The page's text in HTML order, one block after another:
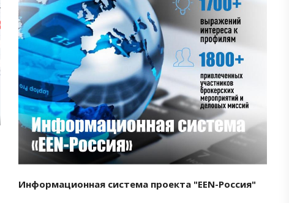
Смотреть проект
Информационная система проекта "EEN-Россия"